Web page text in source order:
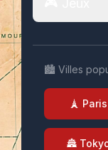
🏙️ Villes
🗼 Paris
🏯